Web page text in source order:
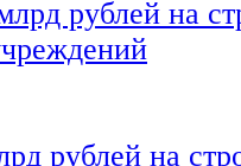
рублей на